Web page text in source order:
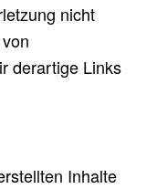
nicht
derartige Links
Inhalte